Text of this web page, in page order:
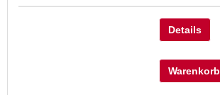
Details
Warenkorb